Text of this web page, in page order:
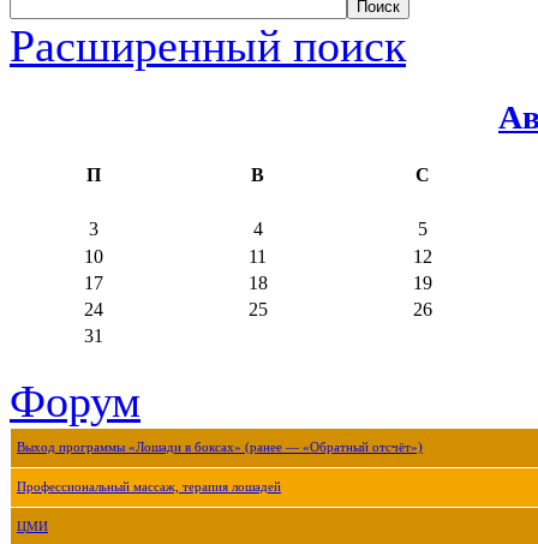
Расширенный поиск
П В С
3 4
5
10
11
12
17
18
19
24
25
26
31
Форум
Выход программы «Лошади в боксах» (ранее — «Обратный отсчёт»)
Профессиональный массаж, терапия лошадей
ЦМИ